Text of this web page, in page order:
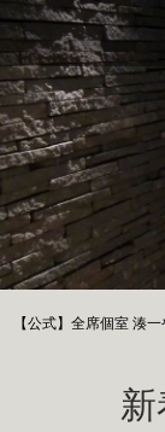
【公式】全席個室 湊